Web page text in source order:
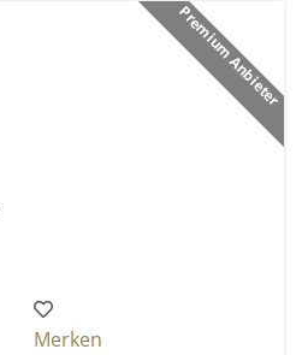
Premium Anbieter
Merken